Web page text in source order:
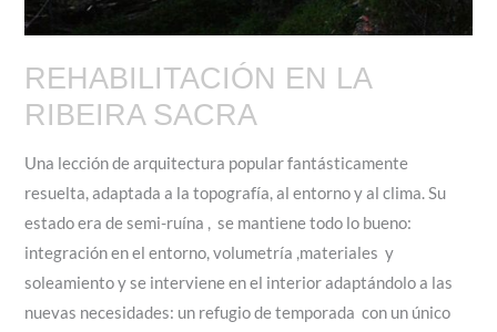
REHABILITACIÓN EN LA
RIBEIRA SACRA
Una lección de arquitectura popular fantásticamente
resuelta, adaptada a la topografía, al entorno y al clima. Su
estado era de semi-ruína , se mantiene todo lo bueno:
integración en el entorno, volumetría ,materiales y
soleamiento y se interviene en el interior adaptándolo a las
nuevas necesidades: un refugio de temporada con un único